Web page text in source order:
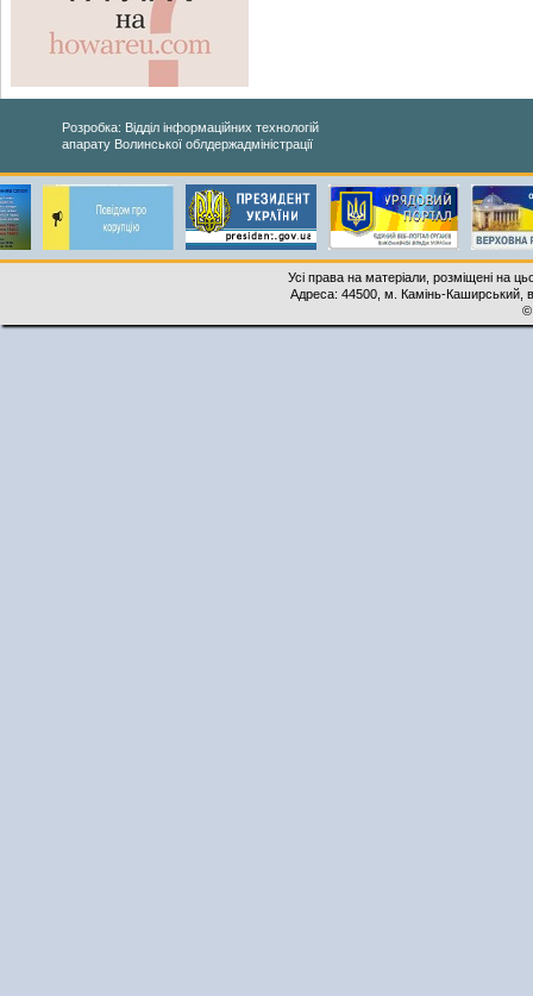
Розробка: Відділ інформаційних технологій
апарату Волинської облдержадміністрації
Усі права на матеріали, розміщені на
Адреса: 44500, м. Камінь-Каширський,
©